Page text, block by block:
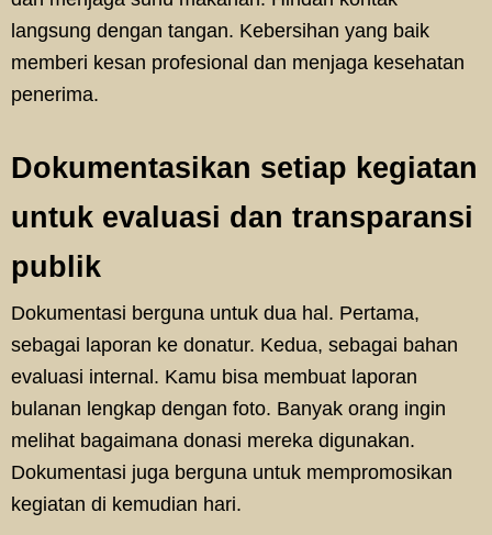
langsung dengan tangan. Kebersihan yang baik
memberi kesan profesional dan menjaga kesehatan
penerima.
Dokumentasikan setiap kegiatan
untuk evaluasi dan transparansi
publik
Dokumentasi berguna untuk dua hal. Pertama,
sebagai laporan ke donatur. Kedua, sebagai bahan
evaluasi internal. Kamu bisa membuat laporan
bulanan lengkap dengan foto. Banyak orang ingin
melihat bagaimana donasi mereka digunakan.
Dokumentasi juga berguna untuk mempromosikan
kegiatan di kemudian hari.